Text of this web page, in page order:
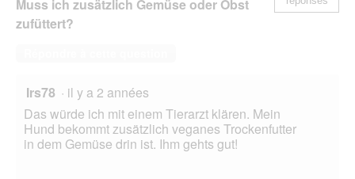
Muss ich zusätzlich Gemüse oder Obst
zufüttert?
Irs78 · il y a 2 années
Das würde ich mit einem Tierarzt klären. Mein
Hund bekommt zusätzlich veganes Trockenfutter
in dem Gemüse drin ist. Ihm gehts gut!